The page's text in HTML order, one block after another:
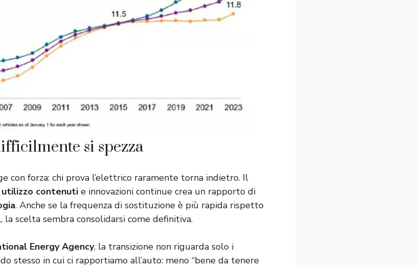
si spezza
con forza: chi prova l’elettrico raramente torna indietro. Il
contenuti e innovazioni continue crea un rapporto di
. Anche se la frequenza di sostituzione è più rapida rispetto
la scelta sembra consolidarsi come definitiva.
Energy Agency, la transizione non riguarda solo i
stesso in cui ci rapportiamo all’auto: meno “bene da tenere